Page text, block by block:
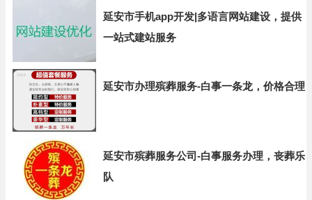
延安市手机app开发|多语言网站建设，提供
一站式建站服务
延安市办理殡葬服务-白事一条龙，价格合理
延安市殡葬服务公司-白事服务办理，丧葬乐
队